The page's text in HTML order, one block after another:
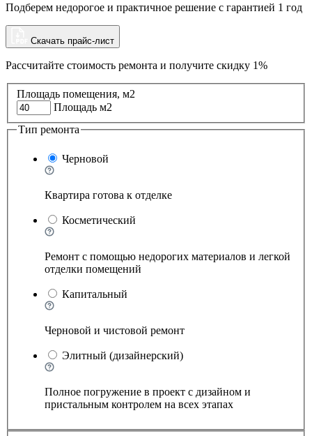
Подберем недорогое и практичное решение с гарантией 1 год
Скачать прайс-лист
Рассчитайте стоимость ремонта и получите скидку 1%
Площадь помещения, м2
Площадь м2
Тип ремонта
Черновой
Квартира готова к отделке
Косметический
Ремонт с помощью недорогих материалов и легкой
отделки помещений
Капитальный
Черновой и чистовой ремонт
Элитный (дизайнерский)
Полное погружение в проект с дизайном и
пристальным контролем на всех этапах